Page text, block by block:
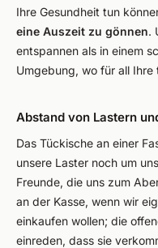
Ihre Gesundheit tun
eine Auszeit zu gönnen.
entspannen als in einem
Umgebung, wo für all
Abstand von Lastern
Das Tückische an einer
unsere Laster noch um
Freunde, die uns zum
an der Kasse, wenn wir
einkaufen wollen; die
einreden, dass sie